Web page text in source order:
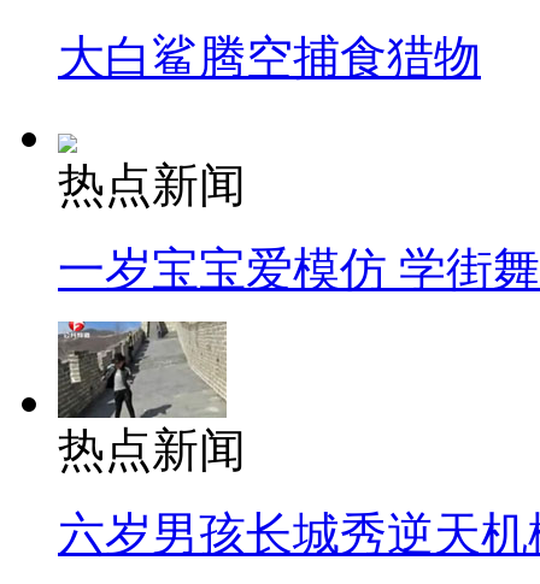
大白鲨腾空捕食猎物
热点新闻
一岁宝宝爱模仿 学街
热点新闻
六岁男孩长城秀逆天机